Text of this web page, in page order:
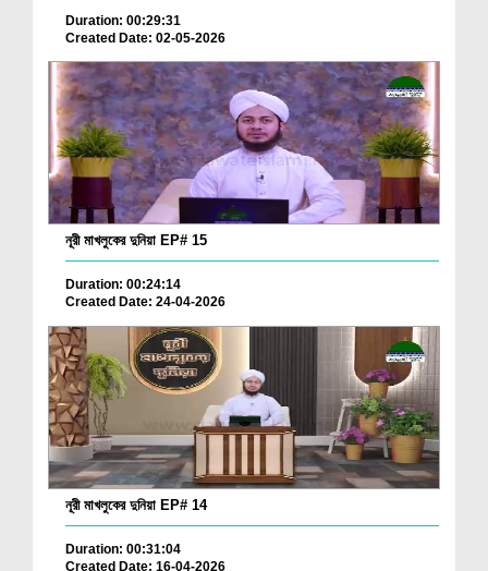
Duration: 00:29:31
Created Date: 02-05-2026
নূরী মাখলুকের দুনিয়া EP# 15
Duration: 00:24:14
Created Date: 24-04-2026
নূরী মাখলুকের দুনিয়া EP# 14
Duration: 00:31:04
Created Date: 16-04-2026